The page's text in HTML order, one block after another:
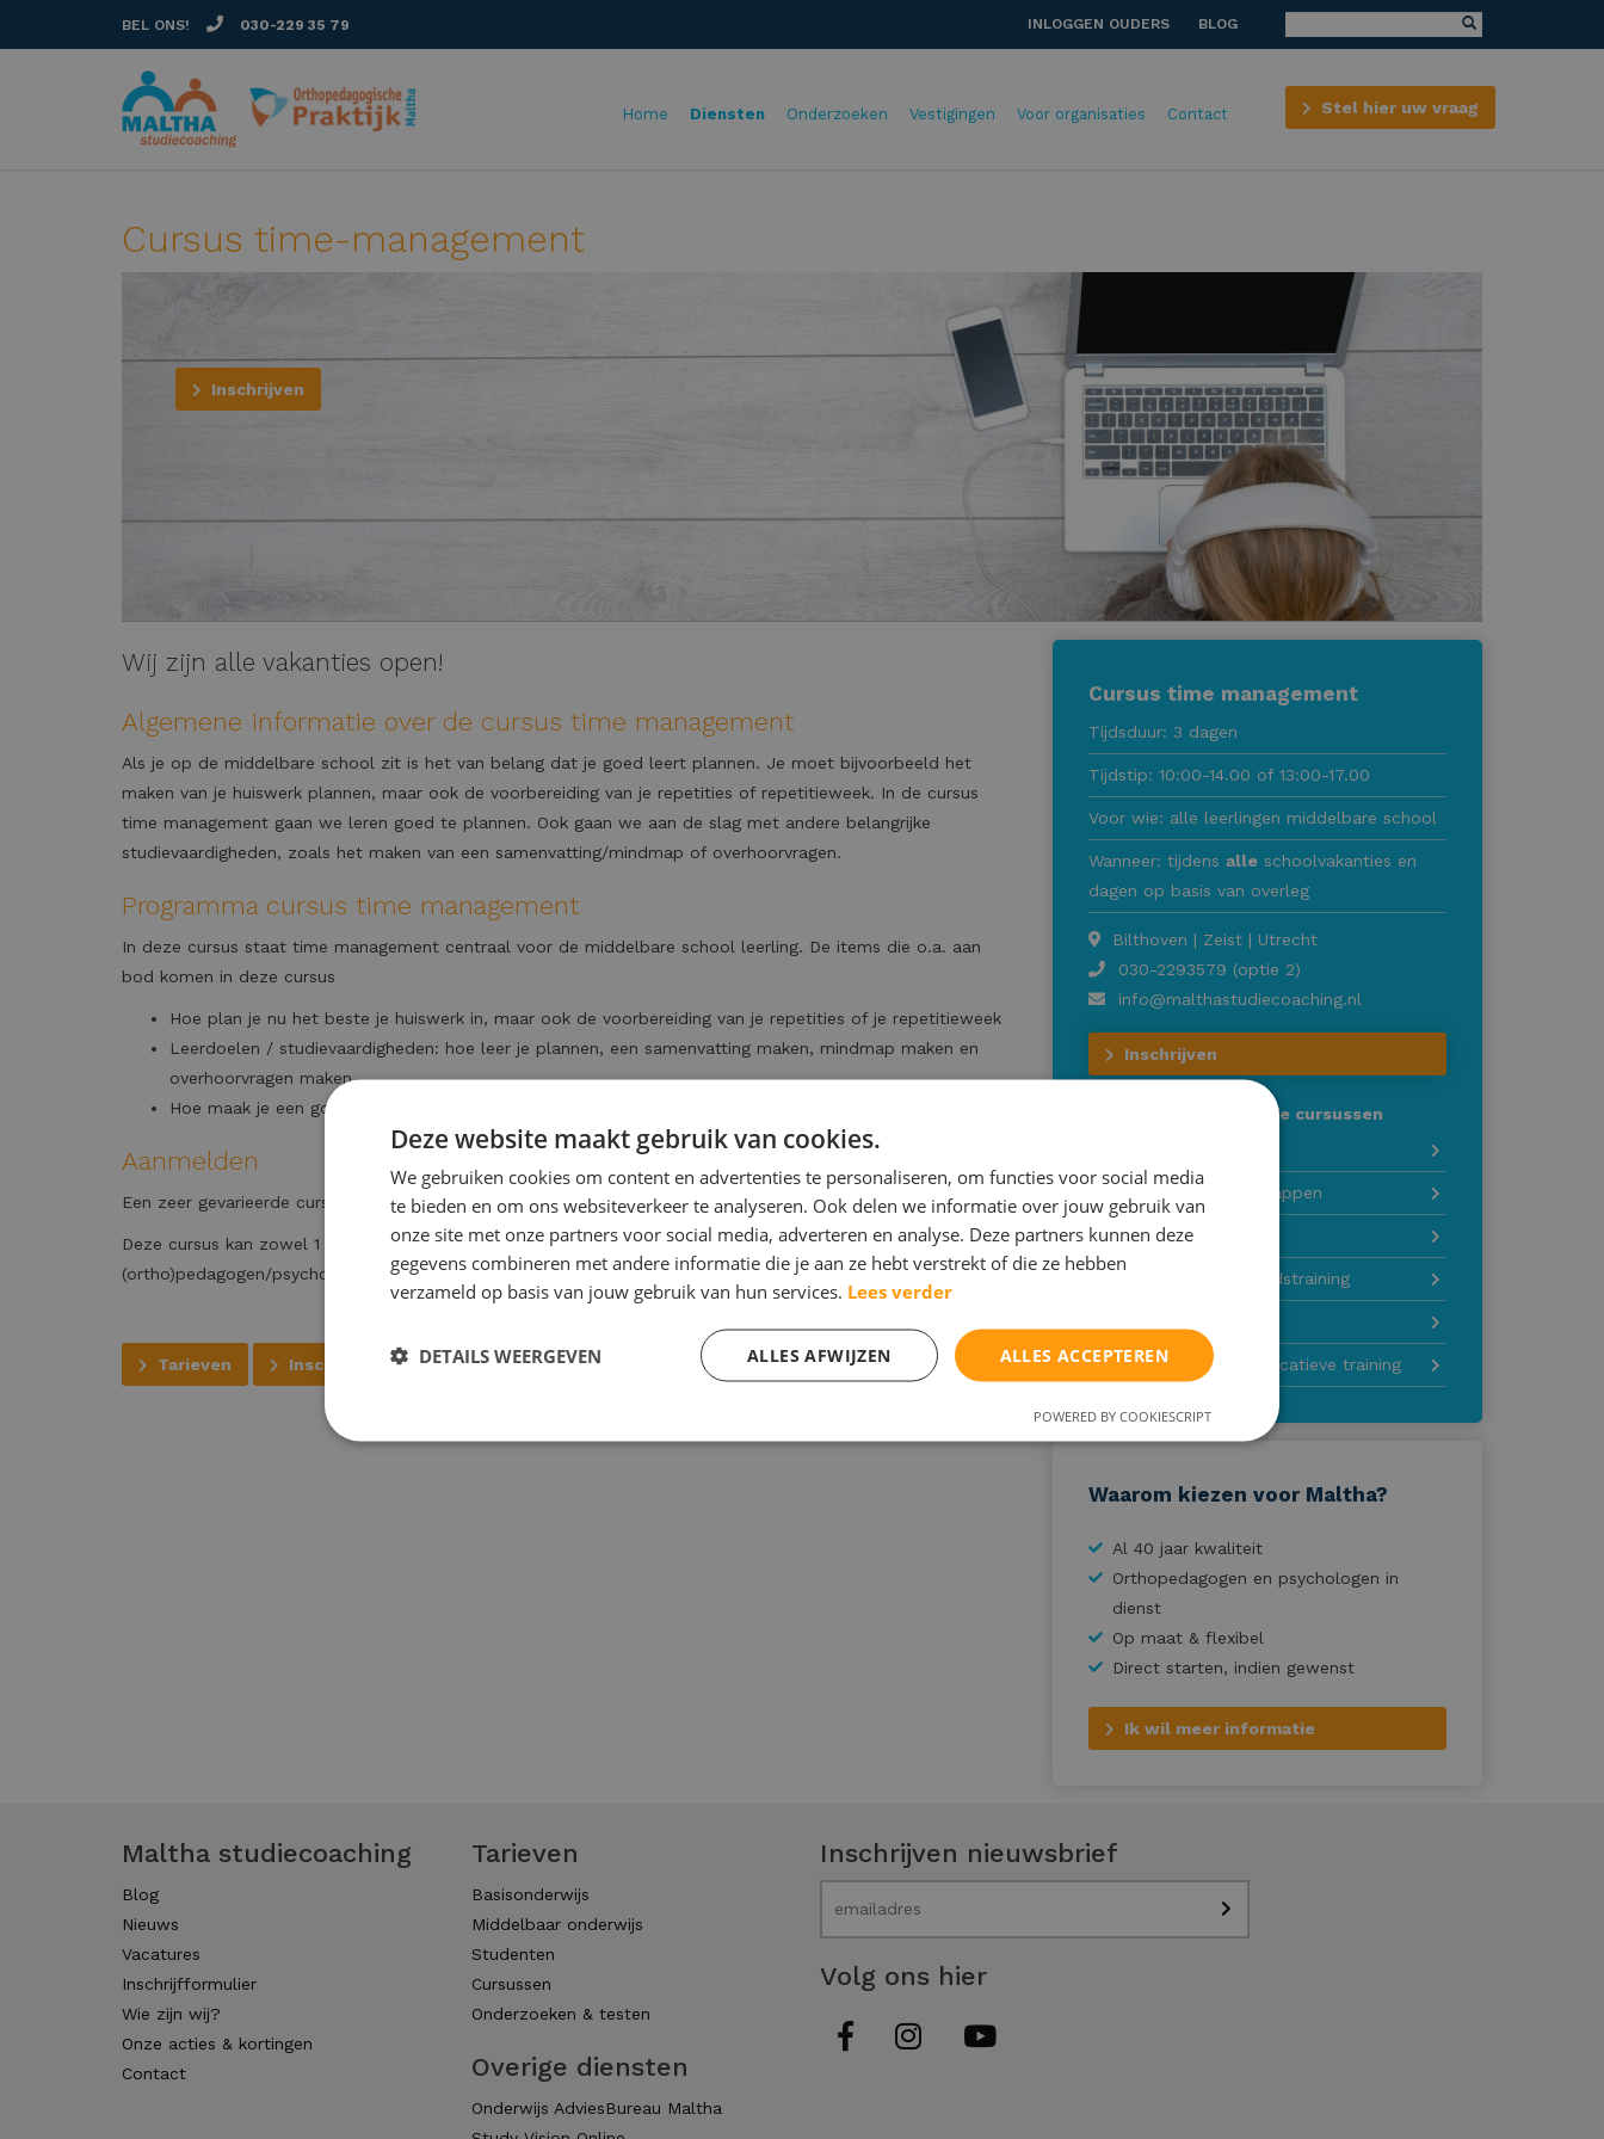
BEL ONS! 030-229 35 79 INLOGGEN OUDERS BLOG
Home Diensten Onderzoeken Vestigingen Voor organisaties Contact Stel hier uw vraag
Cursus time-management
Inschrijven
Wij zijn alle vakanties open!
Algemene informatie over de cursus time management
Als je op de middelbare school zit is het van belang dat je goed leert plannen. Je moet bijvoorbeeld het
maken van je huiswerk plannen, maar ook de voorbereiding van je repetities of repetitieweek. In de cursus
time management gaan we leren goed te plannen. Ook gaan we aan de slag met andere belangrijke
studievaardigheden, zoals het maken van een samenvatting/mindmap of overhoorvragen.
Programma cursus time management
In deze cursus staat time management centraal voor de middelbare school leerling. De items die o.a. aan
bod komen in deze cursus
Hoe plan je nu het beste je huiswerk in, maar ook de voorbereiding van je repetities of je repetitieweek
Leerdoelen / studievaardigheden: hoe leer je plannen, een samenvatting maken, mindmap maken en
overhoorvragen maken
Hoe maak je een goede dagplanning en een voorbereidingsschema
Aanmelden
Een zeer gevarieerde cursus waarin je alles leert over time management.
Deze cursus kan zowel 1 op 1 of in een klein groepje worden gegeven. Onze professionele
(ortho)pedagogen/psychologen staan voor je klaar. Schrijf je nu in, want VOL=VOL.
Tarieven Inschrijven
Cursus time management
Tijdsduur: 3 dagen
Tijdstip: 10:00-14.00 of 13:00-17.00
Voor wie: alle leerlingen middelbare school
Wanneer: tijdens alle schoolvakanties en
dagen op basis van overleg
Bilthoven | Zeist | Utrecht
030-2293579 (optie 2)
info@malthastudiecoaching.nl
Inschrijven
Of zocht u de volgende cursussen
Orde op zaken, mindmappen
Bijspijkeren alle vakken
Online studievaardigheidstraining
Online sociale/communicatieve training
Waarom kiezen voor Maltha?
Al 40 jaar kwaliteit
Orthopedagogen en psychologen in
dienst
Op maat & flexibel
Direct starten, indien gewenst
Ik wil meer informatie
Maltha studiecoaching
Blog
Nieuws
Vacatures
Inschrijfformulier
Wie zijn wij?
Onze acties & kortingen
Contact
Tarieven
Basisonderwijs
Middelbaar onderwijs
Studenten
Cursussen
Onderzoeken & testen
Overige diensten
Onderwijs AdviesBureau Maltha
Inschrijven nieuwsbrief
Volg ons hier
Deze website maakt gebruik van cookies.
We gebruiken cookies om content en advertenties te personaliseren, om functies voor social media
te bieden en om ons websiteverkeer te analyseren. Ook delen we informatie over jouw gebruik van
onze site met onze partners voor social media, adverteren en analyse. Deze partners kunnen deze
gegevens combineren met andere informatie die je aan ze hebt verstrekt of die ze hebben
verzameld op basis van jouw gebruik van hun services. Lees verder
ALLES ACCEPTEREN
ALLES AFWIJZEN
DETAILS WEERGEVEN
POWERED BY COOKIESCRIPT